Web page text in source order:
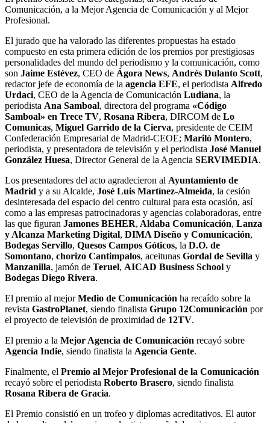
Comunicación, a la Mejor Agencia de Comunicación y al Mejor
Profesional.
El jurado que ha valorado las diferentes propuestas ha estado
compuesto en esta primera edición de los premios por prestigiosas
personalidades del mundo del periodismo y la comunicación, como
son Jaime Estévez, CEO de Ágora News, Andrés Dulanto Scott,
redactor jefe de economía de la agencia EFE, el periodista Alfredo
Urdaci, CEO de la Agencia de Comunicación Ludiana, la
periodista Ana Samboal, directora del programa «Código
Samboal» en Trece TV, Rosana Ribera, DIRCOM de Lo
Comunicas, Miguel Garrido de la Cierva, presidente de CEIM
Confederación Empresarial de Madrid-CEOE; Mariló Montero,
periodista, y presentadora de televisión y el periodista José Manuel
González Huesa, Director General de la Agencia SERVIMEDIA.
Los presentadores del acto agradecieron al Ayuntamiento de
Madrid y a su Alcalde, José Luis Martínez-Almeida, la cesión
desinteresada del espacio del centro cultural para esta ocasión, así
como a las empresas patrocinadoras y agencias colaboradoras, entre
las que figuran Jamones BEHER, Aldaba Comunicación, Lanza
y Alcanza Marketing Digital, DIMA Diseño y Comunicación,
Bodegas Servillo, Quesos Campos Góticos, la D.O. de
Somontano, chorizo Cantimpalos, aceitunas Gordal de Sevilla y
Manzanilla, jamón de Teruel, AICAD Business School y
Bodegas Diego Rivera.
El premio al mejorMedio de Comunicación ha recaído sobre la
revista GastroPlanet, siendo finalista Grupo 12Comunicación por
el proyecto de televisión de proximidad de 12TV.
El premio a la Mejor Agencia de Comunicación recayó sobre
Agencia Indie, siendo finalista la Agencia Gente.
Finalmente, el Premio al Mejor Profesional de la Comunicación
recayó sobre el periodista Roberto Brasero, siendo finalista
Rosana Ribera de Gracia.
El Premio consistió en un trofeo y diplomas acreditativos. El autor